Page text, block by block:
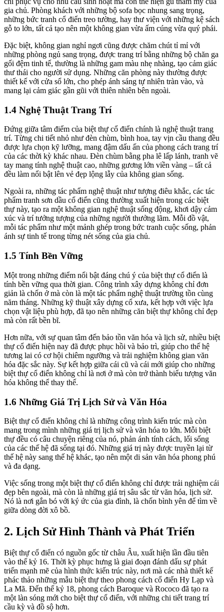
gia chủ. Phòng khách với những bộ sofa bọc nhung sang trọng,
những bức tranh cổ điển treo tường, hay thư viện với những kệ sách
gỗ to lớn, tất cả tạo nên một không gian vừa ấm cúng vừa quý phái.
Đặc biệt, không gian nghỉ ngơi cũng được chăm chút tỉ mỉ với
những phòng ngủ sang trọng, được trang trí bằng những bộ chăn ga
gối đệm tinh tế, thường là những gam màu nhẹ nhàng, tạo cảm giác
thư thái cho người sử dụng. Những căn phòng này thường được
thiết kế với cửa sổ lớn, cho phép ánh sáng tự nhiên tràn vào, và
mang lại cảm giác gần gũi với thiên nhiên bên ngoài.
1.4 Nghệ Thuật Trang Trí
Đứng giữa tâm điểm của biệt thự cổ điển chính là nghệ thuật trang
trí. Từng chi tiết nhỏ như đèn chùm, bình hoa, tay vịn cầu thang đều
được lựa chọn kỹ lưỡng, mang đậm dấu ấn của phong cách trang trí
của các thời kỳ khác nhau. Đèn chùm bằng pha lê lấp lánh, tranh vẽ
tay mang tính nghệ thuật cao, những gương lớn viền vàng – tất cả
đều làm nổi bật lên vẻ đẹp lộng lẫy của không gian sống.
Ngoài ra, những tác phẩm nghệ thuật như tượng điêu khắc, các tác
phẩm tranh sơn dầu cổ điển cũng thường xuất hiện trong các biệt
thự này, tạo ra một không gian nghệ thuật sống động, khơi dậy cảm
xúc và trí tưởng tượng của những người thưởng lãm. Mỗi đồ vật,
mỗi tác phẩm như một mảnh ghép trong bức tranh cuộc sống, phản
ánh sự tinh tế trong từng nét sống của gia chủ.
1.5 Tính Bền Vững
Một trong những điểm nổi bật đáng chú ý của biệt thự cổ điển là
tính bền vững qua thời gian. Công trình xây dựng không chỉ đơn
giản là chốn ở mà còn là một tác phẩm nghệ thuật trường tồn cùng
năm tháng. Những kỹ thuật xây dựng cổ xưa, kết hợp với việc lựa
chọn vật liệu phù hợp, đã tạo nên những căn biệt thự không chỉ đẹp
mà còn rất bền bĩ.
Hơn nữa, với sự quan tâm đến bảo tồn văn hóa và lịch sử, nhiều biệt
thự cổ điển hiện nay đã được phục hồi và bảo trì, giúp cho thế hệ
tương lai có cơ hội chiêm ngưỡng và trải nghiệm không gian văn
hóa đặc sắc này. Sự kết hợp giữa cái cũ và cái mới giúp cho những
biệt thự cổ điển không chỉ là nơi ở mà còn trở thành biểu tượng văn
hóa không thể thay thế.
1.6 Những Giá Trị Lịch Sử và Văn Hóa
Biệt thự cổ điển không chỉ là những công trình kiến trúc mà còn
mang trong mình những giá trị lịch sử và văn hóa to lớn. Mỗi biệt
thự đều có câu chuyện riêng của nó, phản ánh tính cách, lối sống
của các thế hệ đã sống tại đó. Những giá trị này được truyền lại từ
thế hệ này sang thế hệ khác, tạo nên một di sản văn hóa phong phú
và đa dạng.
Việc sống trong một biệt thự cổ điển không chỉ được trải nghiệm cái
đẹp bên ngoài, mà còn là những giá trị sâu sắc từ văn hóa, lịch sử.
Nó là nơi gắn bó với ký ức của gia đình, là chốn bình yên để tìm về
giữa dòng đời xô bồ.
2. Lịch Sử Hình Thành và Phát Triển
Biệt thự cổ điển có nguồn gốc từ châu Âu, xuất hiện lần đầu tiên
vào thế kỷ 16. Thời kỳ phục hưng là giai đoạn đánh dấu sự phát
triển mạnh mẽ của hình thức kiến trúc này, nơi mà các nhà thiết kế
phác thảo những mẫu biệt thự theo phong cách cổ điển Hy Lạp và
La Mã. Đến thế kỷ 18, phong cách Baroque và Rococo đã tạo ra
một làn sóng mới cho biệt thự cổ điển, với những chi tiết trang trí
cầu kỳ và đồ sộ hơn.